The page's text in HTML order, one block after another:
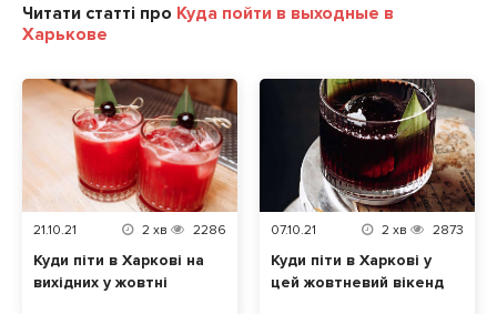
Читати статті про Куда пойти в выходные в
Харькове
21.10.21 2 хв 2286
Куди піти в Харкові на
вихідних у жовтні
07.10.21 2 хв 2873
Куди піти в Харкові у
цей жовтневий вікенд